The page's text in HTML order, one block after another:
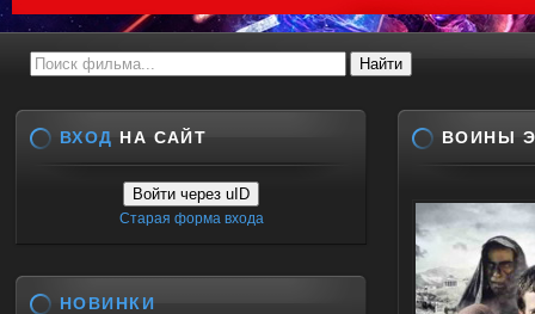
ВОИНЫ
ВХОД НА САЙТ
Войти через uID
Старая форма входа
НОВИНКИ